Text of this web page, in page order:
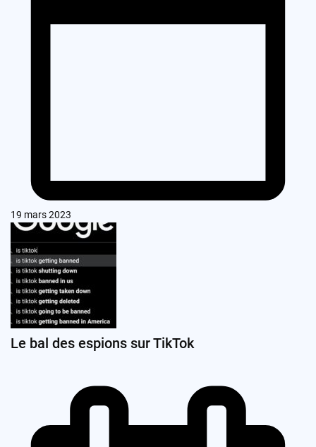
19 mars 2023
Le bal des espions sur TikTok